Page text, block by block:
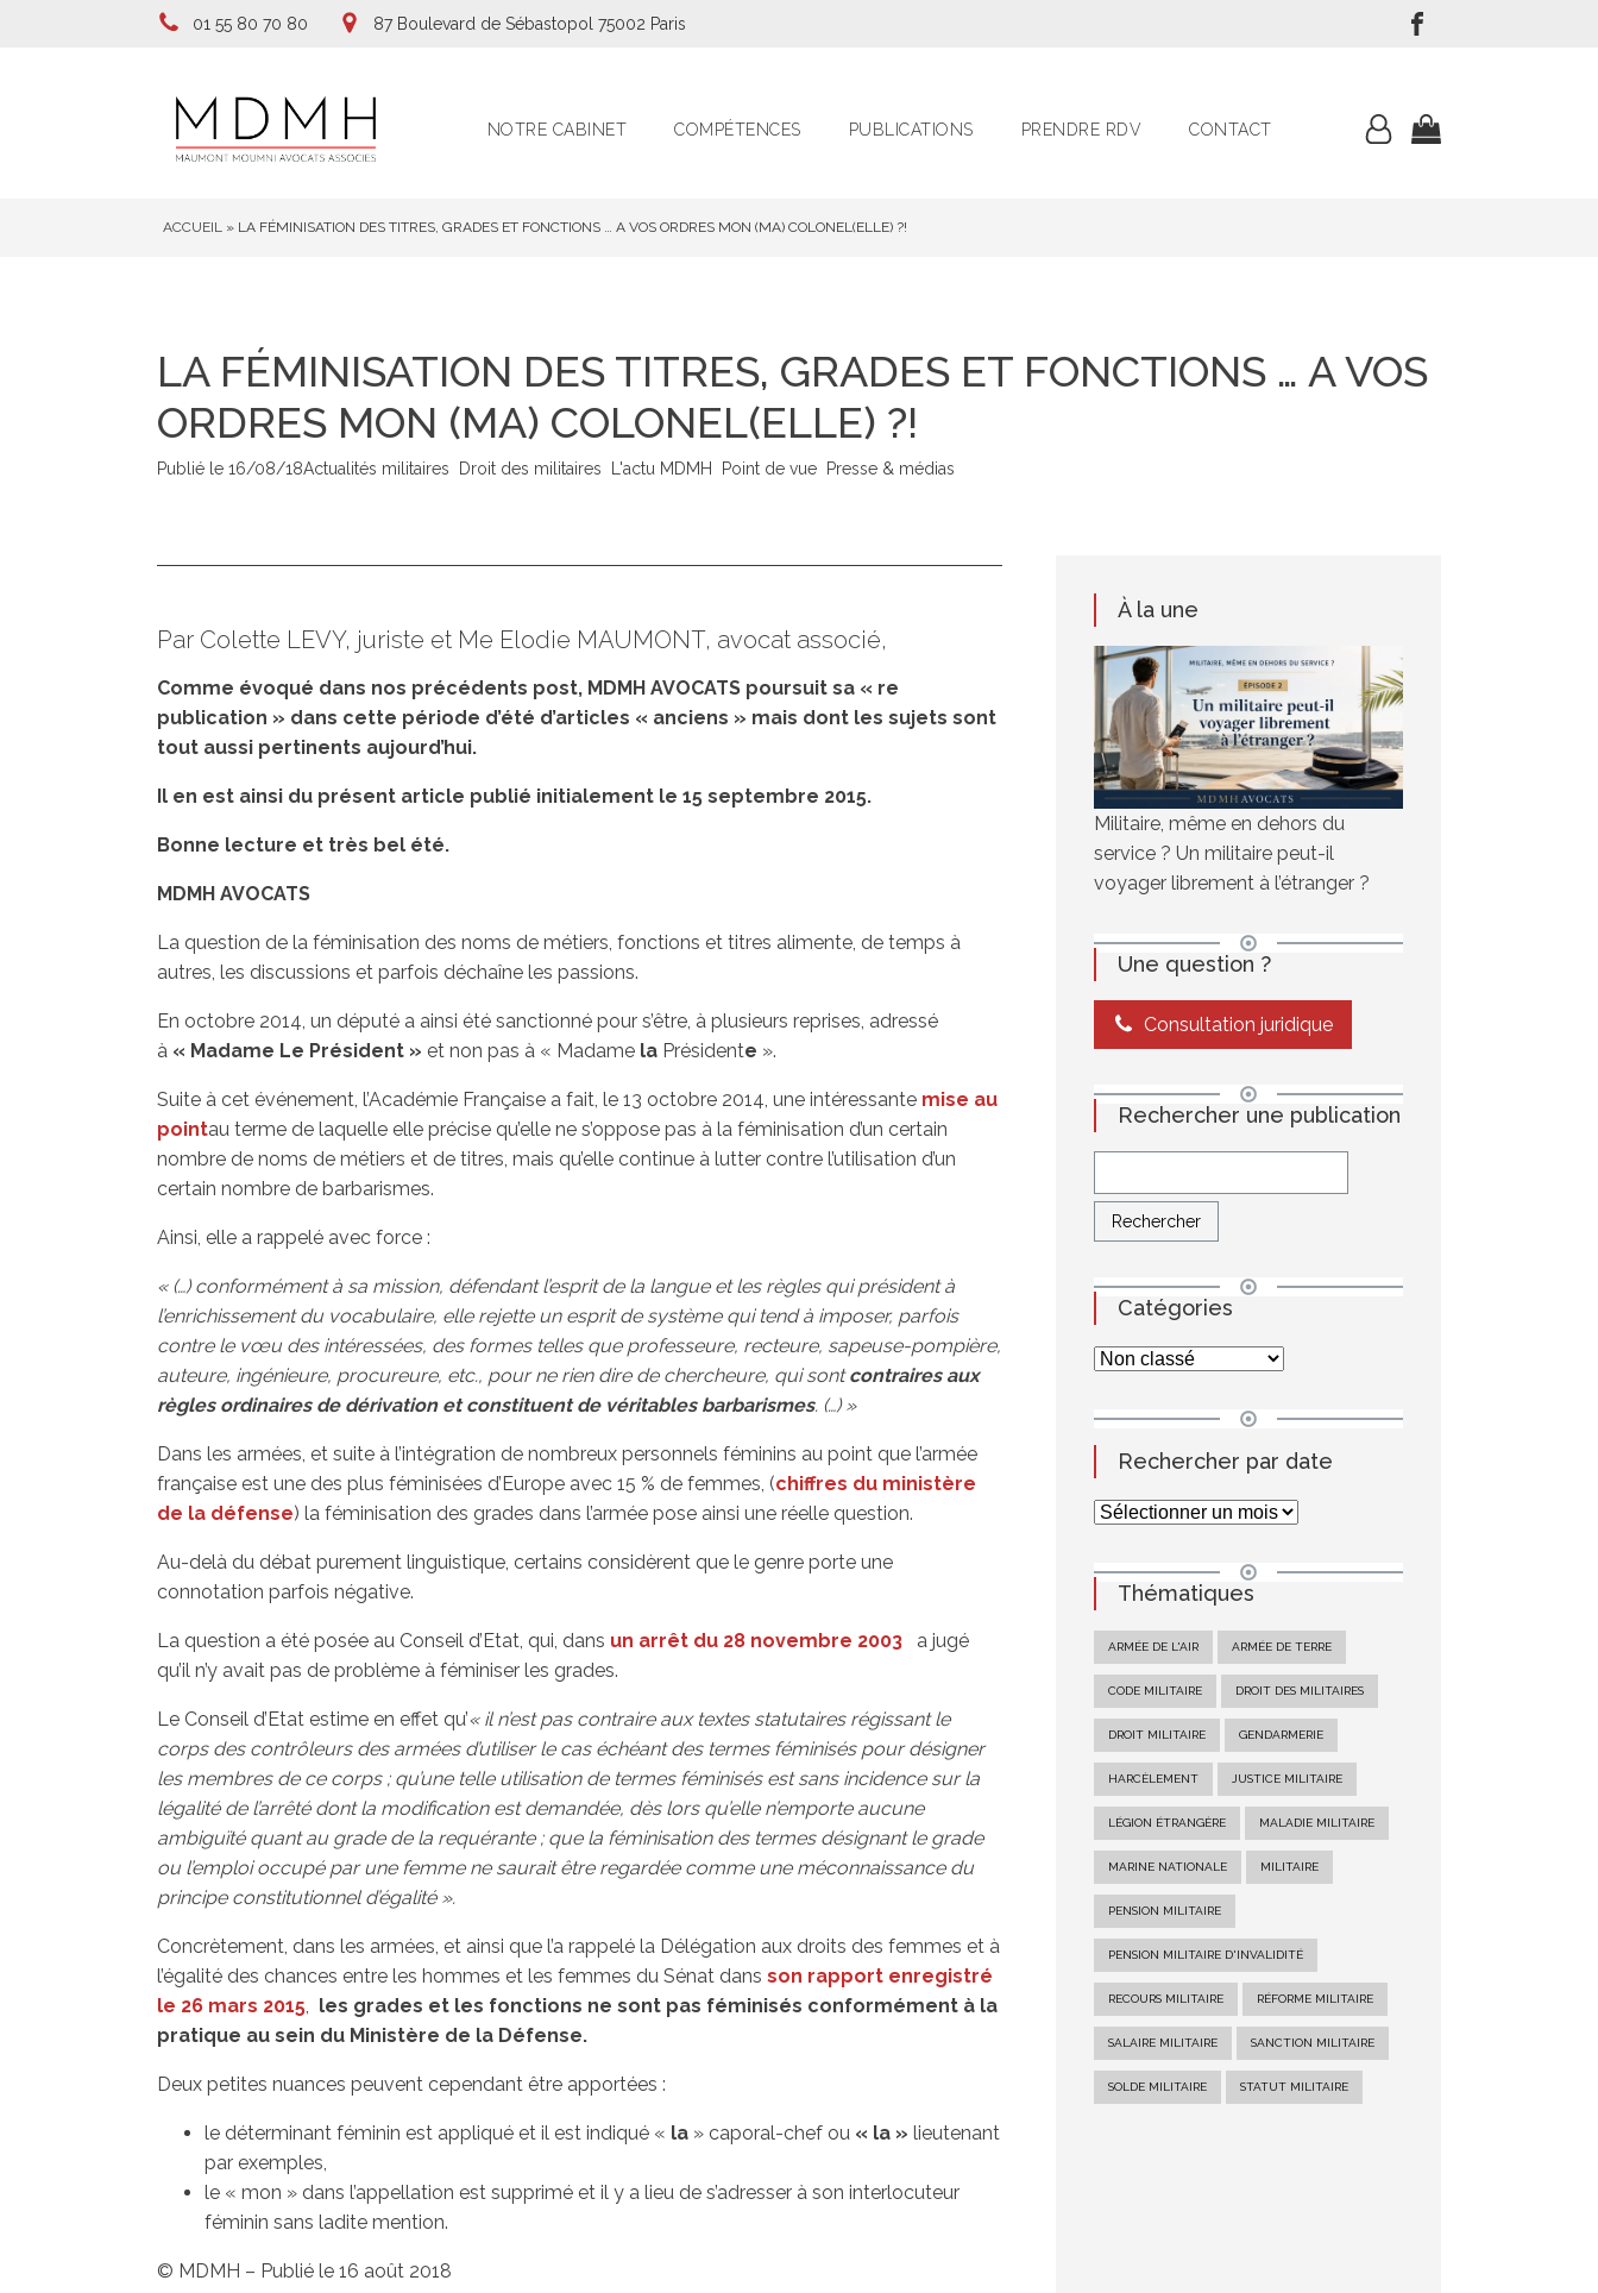
01 55 80 70 80 87 Boulevard de Sébastopol 75002 Paris
NOTRE CABINET COMPÉTENCES PUBLICATIONS PRENDRE RDV CONTACT
ACCUEIL » LA FÉMINISATION DES TITRES, GRADES ET FONCTIONS … A VOS ORDRES MON (MA) COLONEL(ELLE) ?!
LA FÉMINISATION DES TITRES, GRADES ET FONCTIONS … A VOS
ORDRES MON (MA) COLONEL(ELLE) ?!
Publié le 16/08/18Actualités militaires Droit des militaires L'actu MDMH Point de vue Presse & médias
Par Colette LEVY, juriste et Me Elodie MAUMONT, avocat associé,
Comme évoqué dans nos précédents post, MDMH AVOCATS poursuit sa « re
publication » dans cette période d’été d’articles « anciens » mais dont les sujets sont
tout aussi pertinents aujourd’hui.
Il en est ainsi du présent article publié initialement le 15 septembre 2015.
Bonne lecture et très bel été.
MDMH AVOCATS
La question de la féminisation des noms de métiers, fonctions et titres alimente, de temps à
autres, les discussions et parfois déchaîne les passions.
En octobre 2014, un député a ainsi été sanctionné pour s’être, à plusieurs reprises, adressé
à « Madame Le Président » et non pas à « Madame la Présidente ».
Suite à cet événement, l’Académie Française a fait, le 13 octobre 2014, une intéressante mise au
pointau terme de laquelle elle précise qu’elle ne s’oppose pas à la féminisation d’un certain
nombre de noms de métiers et de titres, mais qu’elle continue à lutter contre l’utilisation d’un
certain nombre de barbarismes.
Ainsi, elle a rappelé avec force :
« (…) conformément à sa mission, défendant l’esprit de la langue et les règles qui président à
l’enrichissement du vocabulaire, elle rejette un esprit de système qui tend à imposer, parfois
contre le vœu des intéressées, des formes telles que professeure, recteure, sapeuse-pompière,
auteure, ingénieure, procureure, etc., pour ne rien dire de chercheure, qui sontcontraires aux
règles ordinaires de dérivation et constituent de véritables barbarismes. (…) »
Dans les armées, et suite à l’intégration de nombreux personnels féminins au point que l’armée
française est une des plus féminisées d’Europe avec 15 % de femmes, (chiffres du ministère
de la défense) la féminisation des grades dans l’armée pose ainsi une réelle question.
Au-delà du débat purement linguistique, certains considèrent que le genre porte une
connotation parfois négative.
La question a été posée au Conseil d’Etat, qui, dans un arrêt du 28 novembre 2003 a jugé
qu’il n’y avait pas de problème à féminiser les grades.
Le Conseil d’Etat estime en effet qu’« il n’est pas contraire aux textes statutaires régissant le
corps des contrôleurs des armées d’utiliser le cas échéant des termes féminisés pour désigner
les membres de ce corps ; qu’une telle utilisation de termes féminisés est sans incidence sur la
légalité de l’arrêté dont la modification est demandée, dès lors qu’elle n’emporte aucune
ambiguïté quant au grade de la requérante ; que la féminisation des termes désignant le grade
ou l’emploi occupé par une femme ne saurait être regardée comme une méconnaissance du
principe constitutionnel d’égalité ».
Concrètement, dans les armées, et ainsi que l’a rappelé la Délégation aux droits des femmes et à
l’égalité des chances entre les hommes et les femmes du Sénat dans son rapport enregistré
le 26 mars 2015, les grades et les fonctions ne sont pas féminisés conformément à la
pratique au sein du Ministère de la Défense.
Deux petites nuances peuvent cependant être apportées :
le déterminant féminin est appliqué et il est indiqué « la » caporal-chef ou « la » lieutenant
par exemples,
le « mon » dans l’appellation est supprimé et il y a lieu de s’adresser à son interlocuteur
féminin sans ladite mention.
© MDMH – Publié le 16 août 2018
À la une
Militaire, même en dehors du
service ? Un militaire peut-il
voyager librement à l’étranger ?
Une question ?
Consultation juridique
Rechercher une publication
Catégories
Rechercher par date
Thématiques
ARMÉE DE L'AIR ARMÉE DE TERRE
CODE MILITAIRE DROIT DES MILITAIRES
DROIT MILITAIRE GENDARMERIE
HARCÈLEMENT JUSTICE MILITAIRE
LÉGION ÉTRANGÈRE MALADIE MILITAIRE
MARINE NATIONALE MILITAIRE
PENSION MILITAIRE
PENSION MILITAIRE D'INVALIDITÉ
RECOURS MILITAIRE RÉFORME MILITAIRE
SALAIRE MILITAIRE SANCTION MILITAIRE
SOLDE MILITAIRE STATUT MILITAIRE